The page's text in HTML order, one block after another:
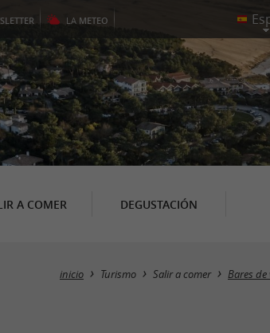
LA METEO
A COMER DEGUSTACIÓN
inicio Turismo Salir a comer Bares de